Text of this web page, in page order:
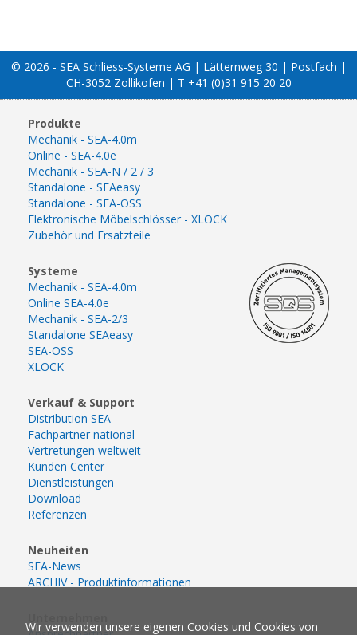
© 2026 - SEA Schliess-Systeme AG | Lätternweg 30 | Postfach |
CH-3052 Zollikofen | T +41 (0)31 915 20 20
Produkte
Mechanik - SEA-4.0m
Online - SEA-4.0e
Mechanik - SEA-N / 2 / 3
Standalone - SEAeasy
Standalone - SEA-OSS
Elektronische Möbelschlösser - XLOCK
Zubehör und Ersatzteile
Systeme
Mechanik - SEA-4.0m
Online SEA-4.0e
Mechanik - SEA-2/3
Standalone SEAeasy
SEA-OSS
XLOCK
Verkauf & Support
Distribution SEA
Fachpartner national
Vertretungen weltweit
Kunden Center
Dienstleistungen
Download
Referenzen
Neuheiten
SEA-News
ARCHIV - Produktinformationen
Wir verwenden unsere eigenen Cookies und Cookies von